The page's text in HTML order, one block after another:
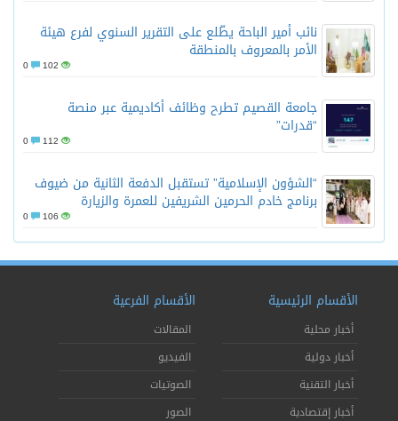
نائب أمير الباحة يطّلع على التقرير السنوي لفرع هيئة
الأمر بالمعروف بالمنطقة
102
جامعة القصيم تطرح وظائف أكاديمية عبر منصة
“قدرات”
112
“الشؤون الإسلامية” تستقبل الدفعة الثانية من ضيوف
برنامج خادم الحرمين الشريفين للعمرة والزيارة
106
الأقسام الرئيسية
أخبار محلية
أخبار دولية
أخبار التقنية
أخبار إقتصادية
الأقسام الفرعية
المقالات
الفيديو
الصوتيات
الصور